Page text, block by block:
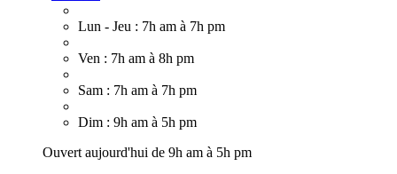
Lun - Jeu : 7h am à 7h pm
Ven : 7h am à 8h pm
Sam : 7h am à 7h pm
Dim : 9h am à 5h pm
Ouvert aujourd'hui de 9h am à 5h pm